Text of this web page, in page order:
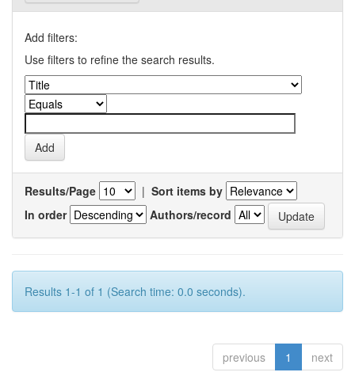
Add filters:
Use filters to refine the search results.
Results/Page | Sort items by
In order
Authors/record
Results 1-1 of 1 (Search time: 0.0 seconds).
previous 1 next